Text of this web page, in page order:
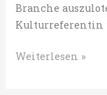
Branche
Kulturreferentin
Wie
Weiterlesen »